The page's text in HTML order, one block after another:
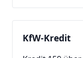
KfW-Kredit